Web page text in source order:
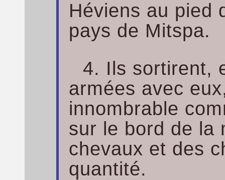
Héviens au pied
pays de Mitspa.
4. Ils sortirent,
armées avec
innombrable
sur le bord de la
chevaux et des
quantité.